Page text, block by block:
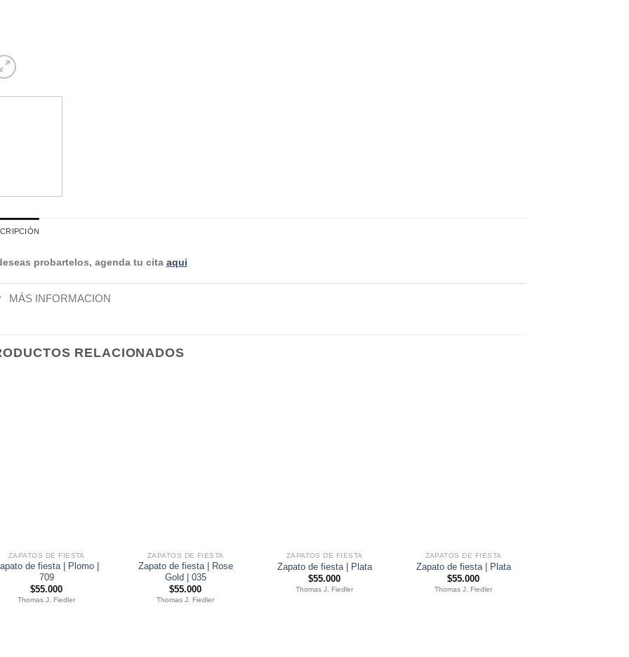
probartelos, agenda tu cita aqui
MÁS INFORMACION
RELACIONADOS
ZAPATOS DE FIESTA
de fiesta | Plomo |
709
$55.000
Thomas J. Fiedler
ZAPATOS DE FIESTA
Zapato de fiesta | Rose
Gold | 035
$55.000
Thomas J. Fiedler
ZAPATOS DE FIESTA
Zapato de fiesta | Plata
$55.000
Thomas J. Fiedler
ZAPATOS DE FIESTA
Zapato de fiesta | Plata
$55.000
Thomas J. Fiedler